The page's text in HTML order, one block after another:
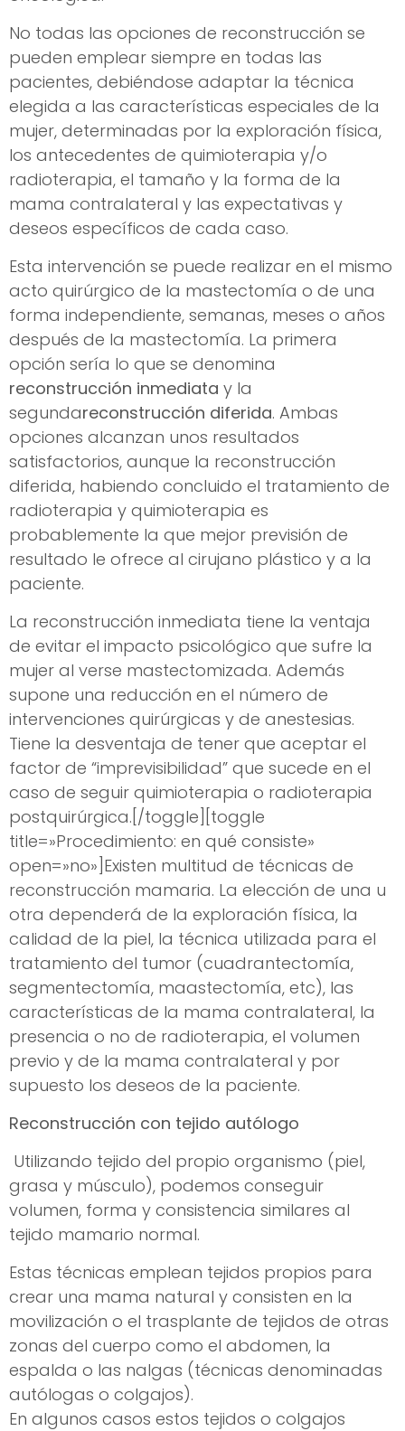
No todas las opciones de reconstrucción se
pueden emplear siempre en todas las
pacientes, debiéndose adaptar la técnica
elegida a las características especiales de la
mujer, determinadas por la exploración física,
los antecedentes de quimioterapia y/o
radioterapia, el tamaño y la forma de la
mama contralateral y las expectativas y
deseos específicos de cada caso.
Esta intervención se puede realizar en el mismo
acto quirúrgico de la mastectomía o de una
forma independiente, semanas, meses o años
después de la mastectomía. La primera
opción sería lo que se denomina
reconstrucción inmediata y la
segundareconstrucción diferida. Ambas
opciones alcanzan unos resultados
satisfactorios, aunque la reconstrucción
diferida, habiendo concluido el tratamiento de
radioterapia y quimioterapia es
probablemente la que mejor previsión de
resultado le ofrece al cirujano plástico y a la
paciente.
La reconstrucción inmediata tiene la ventaja
de evitar el impacto psicológico que sufre la
mujer al verse mastectomizada. Además
supone una reducción en el número de
intervenciones quirúrgicas y de anestesias.
Tiene la desventaja de tener que aceptar el
factor de “imprevisibilidad” que sucede en el
caso de seguir quimioterapia o radioterapia
postquirúrgica.[/toggle][toggle
title=»Procedimiento: en qué consiste»
open=»no»]Existen multitud de técnicas de
reconstrucción mamaria. La elección de una u
otra dependerá de la exploración física, la
calidad de la piel, la técnica utilizada para el
tratamiento del tumor (cuadrantectomía,
segmentectomía, maastectomía, etc), las
características de la mama contralateral, la
presencia o no de radioterapia, el volumen
previo y de la mama contralateral y por
supuesto los deseos de la paciente.
Reconstrucción con tejido autólogo
Utilizando tejido del propio organismo (piel,
grasa y músculo), podemos conseguir
volumen, forma y consistencia similares al
tejido mamario normal.
Estas técnicas emplean tejidos propios para
crear una mama natural y consisten en la
movilización o el trasplante de tejidos de otras
zonas del cuerpo como el abdomen, la
espalda o las nalgas (técnicas denominadas
autólogas o colgajos).
En algunos casos estos tejidos o colgajos